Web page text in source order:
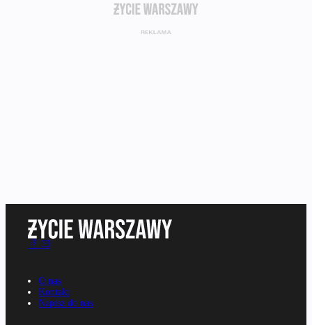
O nas
Kontakt
Napisz do nas